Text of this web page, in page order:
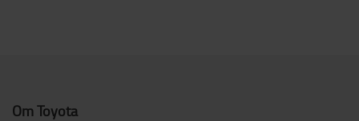
Om Toyota